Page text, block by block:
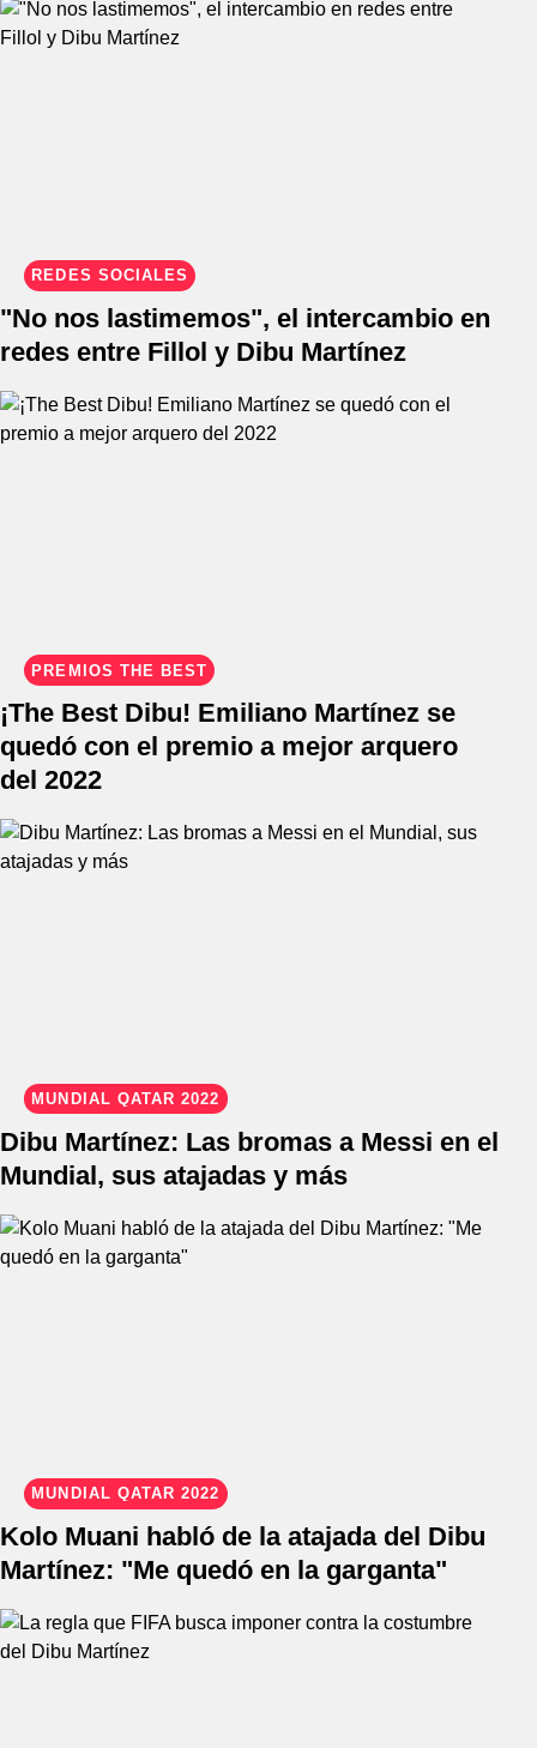
REDES SOCIALES
"No nos lastimemos", el intercambio en
redes entre Fillol y Dibu Martínez
PREMIOS THE BEST
¡The Best Dibu! Emiliano Martínez se
quedó con el premio a mejor arquero
del 2022
MUNDIAL QATAR 2022
Dibu Martínez: Las bromas a Messi en el
Mundial, sus atajadas y más
MUNDIAL QATAR 2022
Kolo Muani habló de la atajada del Dibu
Martínez: "Me quedó en la garganta"